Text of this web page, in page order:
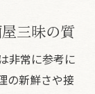
三昧の質
非常に参考に
の新鮮さや接